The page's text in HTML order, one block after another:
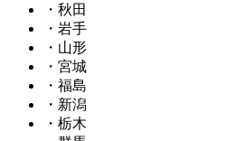
・秋田
・岩手
・山形
・宮城
・福島
・新潟
・栃木